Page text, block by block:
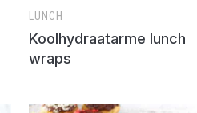
LUNCH
Koolhydraatarme lunch
wraps